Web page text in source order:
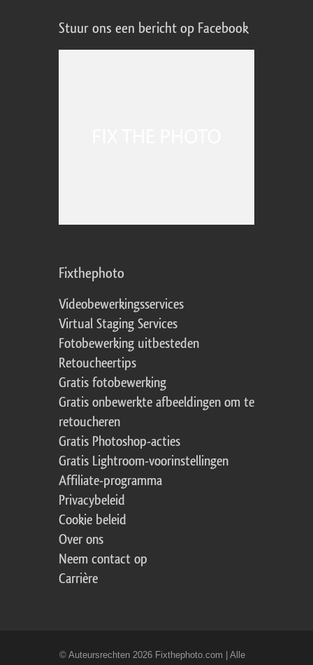
Stuur ons een bericht op Facebook
Fixthephoto
Videobewerkingsservices
Virtual Staging Services
Fotobewerking uitbesteden
Retoucheertips
Gratis fotobewerking
Gratis onbewerkte afbeeldingen om te
retoucheren
Gratis Photoshop-acties
Gratis Lightroom-voorinstellingen
Affiliate-programma
Privacybeleid
Cookie beleid
Over ons
Neem contact op
Carrière
© Auteursrechten 2026 Fixthephoto.com | Alle